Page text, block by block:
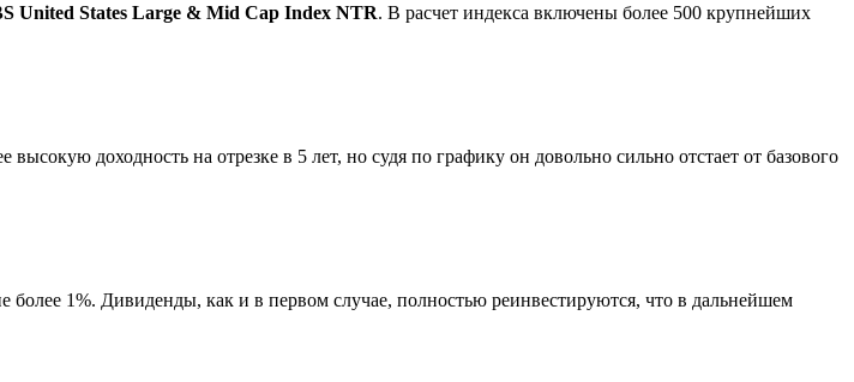
United States Large & Mid Cap Index NTR. В расчет индекса включены более 500 крупнейших
высокую доходность на отрезке в 5 лет, но судя по графику он довольно сильно отстает от базового
1%. Дивиденды, как и в первом случае, полностью реинвестируются, что в дальнейшем